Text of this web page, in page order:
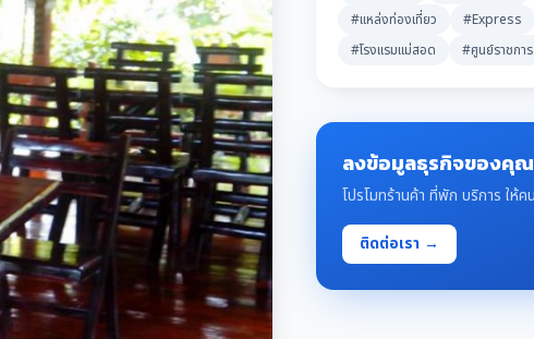
#แหล่งท่องเที่ยว
#Express
#โรงแรมแม่สอด
#ศูนย์ราชการ
ลงข้อมูลธุรกิจของคุณ
โปรโมทร้านค้า ที่พัก บริการ ให้
ติดต่อเรา →